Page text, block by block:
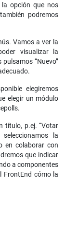
opción que nos
podremos
Vamos a ver la
visualizar la
“Nuevo”
elegiremos
elegir un módulo
título, p.ej. “Votar
la
en colaborar con
que indicar
a componentes
FrontEnd cómo la